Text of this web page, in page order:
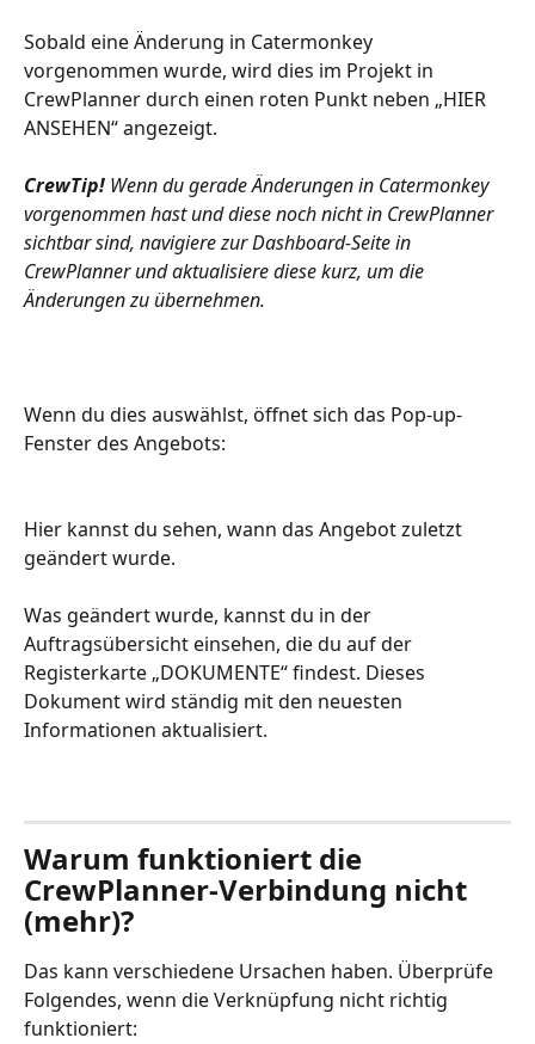
Sobald eine Änderung in Catermonkey
vorgenommen wurde, wird dies im Projekt in
CrewPlanner durch einen roten Punkt neben „HIER
ANSEHEN“ angezeigt.
CrewTip! Wenn du gerade Änderungen in Catermonkey
vorgenommen hast und diese noch nicht in CrewPlanner
sichtbar sind, navigiere zur Dashboard-Seite in
CrewPlanner und aktualisiere diese kurz, um die
Änderungen zu übernehmen.
Wenn du dies auswählst, öffnet sich das Pop-up-
Fenster des Angebots:
Hier kannst du sehen, wann das Angebot zuletzt
geändert wurde.
Was geändert wurde, kannst du in der
Auftragsübersicht einsehen, die du auf der
Registerkarte „DOKUMENTE“ findest. Dieses
Dokument wird ständig mit den neuesten
Informationen aktualisiert.
Warum funktioniert die
CrewPlanner-Verbindung nicht
(mehr)?
Das kann verschiedene Ursachen haben. Überprüfe
Folgendes, wenn die Verknüpfung nicht richtig
funktioniert: